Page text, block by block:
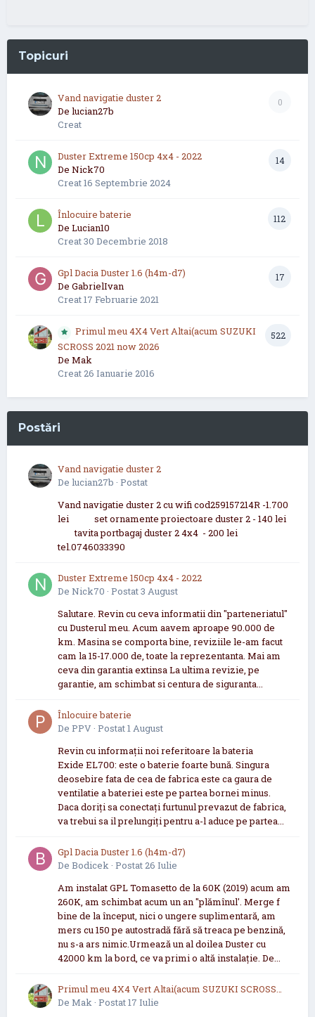
Topicuri
0
Vand navigatie duster 2
De lucian27b
Creat
14
Duster Extreme 150cp 4x4 - 2022
De Nick70
Creat16 Septembrie 2024
112
Înlocuire baterie
De Lucian10
Creat30 Decembrie 2018
17
Gpl Dacia Duster 1.6 (h4m-d7)
De GabrielIvan
Creat17 Februarie 2021
522
Primul meu 4X4 Vert Altai(acum SUZUKI
SCROSS 2021 now 2026
De Mak
Creat26 Ianuarie 2016
Postări
Vand navigatie duster 2
De lucian27b · Postat
Vand navigatie duster 2 cu wifi cod259157214R -1.700
lei set ornamente proiectoare duster 2 - 140 lei
tavita portbagaj duster 2 4x4 - 200 lei
tel.0746033390
Duster Extreme 150cp 4x4 - 2022
De Nick70 · Postat3 August
Salutare. Revin cu ceva informatii din "parteneriatul"
cu Dusterul meu. Acum aavem aproape 90.000 de
km. Masina se comporta bine, reviziile le-am facut
cam la 15-17.000 de, toate la reprezentanta. Mai am
ceva din garantia extinsa La ultima revizie, pe
garantie, am schimbat si centura de siguranta...
Înlocuire baterie
De PPV · Postat1 August
Revin cu informații noi referitoare la bateria
Exide EL700: este o baterie foarte bună. Singura
deosebire fata de cea de fabrica este ca gaura de
ventilatie a bateriei este pe partea bornei minus.
Daca doriți sa conectați furtunul prevazut de fabrica,
va trebui sa il prelungiți pentru a-l aduce pe partea...
Gpl Dacia Duster 1.6 (h4m-d7)
De Bodicek· Postat26 Iulie
Am instalat GPL Tomasetto de la 60K (2019) acum am
260K, am schimbat acum un an "plămînul'. Merge f
bine de la început, nici o ungere suplimentară, am
mers cu 150 pe autostradă fără să treaca pe benzină,
nu s-a ars nimic.Urmează un al doilea Duster cu
42000 km la bord, ce va primi o altă instalație. De...
Primul meu 4X4 Vert Altai(acum SUZUKI SCROSS
2021 now 2026
De Mak· Postat17 Iulie